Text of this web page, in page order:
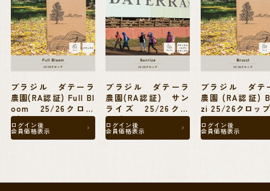
ル)などRA認証が近年特に重要視しているいくつかの項目の解決にも通
じうるものとして、独自の取り組みを自発的に行っています。
ダテーラ農園の現在の輸出営業マネージャーのGabriel Moreira氏は、ま
さにこの奨学金を得て勉学に励んだ人物で、今も、週末にこの基金が開
講する週末の英語授業の講師を務めているなど助け合いの精神を持った
優しい農園です。
このアイテムは、ダンボール箱に12.1kgの真空パックを2個詰めた、ダテ
ブラジル ダテーラ
農園(RA認証) Full Bl
oom 25/26クロッ
プ
ログイン後
会員価格表示
ブラジル ダテーラ
農園(RA認証) サン
ライズ 25/26クロ
ップ
ログイン後
会員価格表示
ブラジル ダテ
農園 (RA認証) Bruz
zi 25/26クロッ
ログイン後
会員価格表示